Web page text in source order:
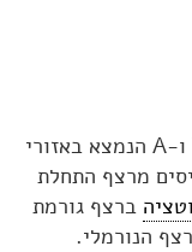
– רצף עשיר בבסיסים T ו-A הנמצא באזורי
במרחק של כ-25 בסיסים מרצף התחלת
ברצף גורמת
הנורמלי.